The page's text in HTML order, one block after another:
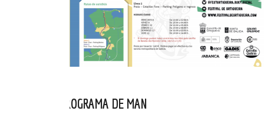
CONSULTA O PROGRAMA DE MAN